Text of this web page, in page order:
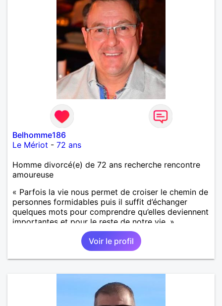
Belhomme186
Le Mériot - 72 ans
Homme divorcé(e) de 72 ans recherche rencontre
amoureuse
« Parfois la vie nous permet de croiser le chemin de
personnes formidables puis il suffit d’échanger
quelques mots pour comprendre qu’elles deviennent
importantes et pour le reste de notre vie. »
Voir le profil